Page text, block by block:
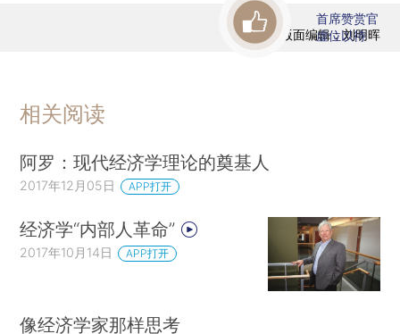
版面编辑：刘明晖
首席赞赏官
虚位以待
相关阅读
阿罗：现代经济学理论的奠基人
2017年12月05日 APP打开
经济学“内部人革命”
2017年10月14日 APP打开
像经济学家那样思考